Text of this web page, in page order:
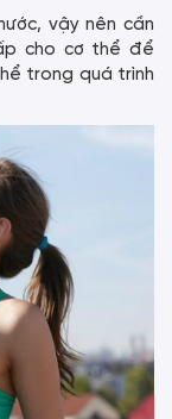
vậy nên cần
cho cơ thể để
trong quá trình